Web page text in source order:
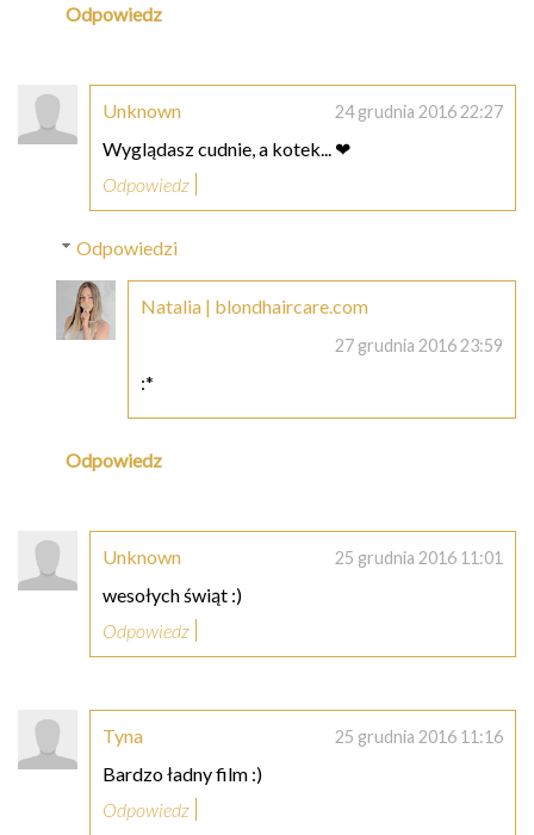
Odpowiedz
Unknown 24 grudnia 2016 22:27
Wyglądasz cudnie, a kotek... ❤
Odpowiedz
Odpowiedzi
Natalia | blondhaircare.com
27 grudnia 2016 23:59
:*
Odpowiedz
Unknown 25 grudnia 2016 11:01
wesołych świąt :)
Odpowiedz
Tyna 25 grudnia 2016 11:16
Bardzo ładny film :)
Odpowiedz